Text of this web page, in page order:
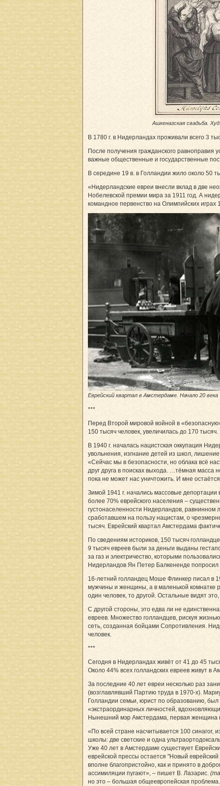
Ашкеназская свадьба.
В 1780 г. в Нидерландах проживали всего 3
После получения гражданского равноправия
важные общественные и государственные
В середине 19 в. в Голландии жило около 50
«Нидерландские евреи внесли вклад в две
Нобелевской премии мира за 1911 год. А
командное первенство на Олимпийских
Еврейский квартал в Амстердаме. Начало 20 века
***
Перед Второй мировой войной в
150 тысяч человек, увеличилась до 170 тысяч.
В 1940 г. началась нацистская оккупация
увольнения, изгнание детей из школ,
«Сейчас мы в безопасности, но облака всё
друг друга в поисках выхода. …тёмная масса
пока не может нас уничтожить. И мне
Зимой 1941 г. начались массовые
более 70% еврейского населения –
густонаселенности Нидерландов,
сработавшем на пользу нацистам, о
тысяч. Еврейский квартал Амстердама
По сведениям историков, 150 тысяч
9 тысяч евреев были за деньги выданы
за газ и электричество, которыми
Нидерландов Ян Петер Балкененде попросил
16-летний голландец Моше Флинкер писал в
мужчины и женщины, а в маленькой комнатке
один человек, то другой. Остальные видят
С другой стороны, это едва ли не
евреев. Множество голландцев, рискуя
сеть, созданная бойцами Сопротивления.
человек.
***
Сегодня в Нидерландах живёт от 41 до 45
Около 44% всех голландских евреев живут в
За последние 40 лет евреи несколько раз
(возглавлявший Партию труда в 1970-х).
Голландии семьи, юрист по образованию,
«экстраординарных личностей,
Нынешний мэр Амстердама, первая женщина
«По всей стране насчитывается 100 синагог,
школы: две светские и одна
Уже 40 лет в Амстердаме существует
еврейской прессы остается "Новый
вполне благопристойно, как и принято в
ассимиляции пугают», – пишет В. Лазарис.
но это – большая общеевропейская проблема.